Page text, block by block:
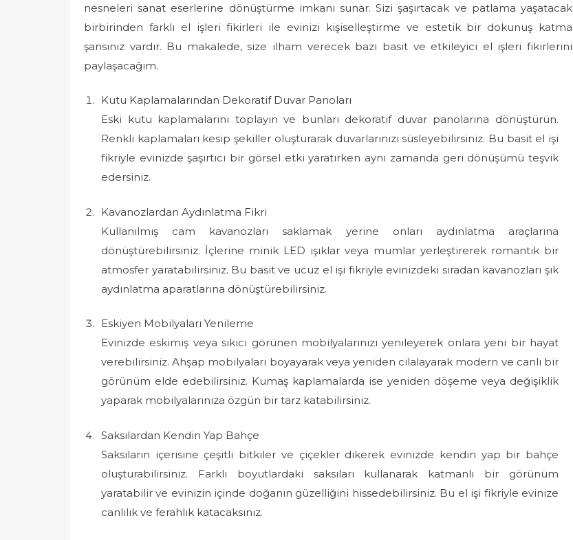
nesneleri sanat eserlerine dönüştürme imkanı sunar. Sizi şaşırtacak ve patlama yaşatacak
birbirinden farklı el işleri fikirleri ile evinizi kişiselleştirme ve estetik bir dokunuş katma
şansınız vardır. Bu makalede, size ilham verecek bazı basit ve etkileyici el işleri fikirlerini
paylaşacağım.
Kutu Kaplamalarından Dekoratif Duvar Panoları
Eski kutu kaplamalarını toplayın ve bunları dekoratif duvar panolarına dönüştürün.
Renkli kaplamaları kesip şekiller oluşturarak duvarlarınızı süsleyebilirsiniz. Bu basit el işi
fikriyle evinizde şaşırtıcı bir görsel etki yaratırken aynı zamanda geri dönüşümü teşvik
edersiniz.
Kavanozlardan Aydınlatma Fikri
Kullanılmış cam kavanozları saklamak yerine onları aydınlatma araçlarına
dönüştürebilirsiniz. İçlerine minik LED ışıklar veya mumlar yerleştirerek romantik bir
atmosfer yaratabilirsiniz. Bu basit ve ucuz el işi fikriyle evinizdeki sıradan kavanozları şık
aydınlatma aparatlarına dönüştürebilirsiniz.
Eskiyen Mobilyaları Yenileme
Evinizde eskimiş veya sıkıcı görünen mobilyalarınızı yenileyerek onlara yeni bir hayat
verebilirsiniz. Ahşap mobilyaları boyayarak veya yeniden cilalayarak modern ve canlı bir
görünüm elde edebilirsiniz. Kumaş kaplamalarda ise yeniden döşeme veya değişiklik
yaparak mobilyalarınıza özgün bir tarz katabilirsiniz.
Saksılardan Kendin Yap Bahçe
Saksıların içerisine çeşitli bitkiler ve çiçekler dikerek evinizde kendin yap bir bahçe
oluşturabilirsiniz. Farklı boyutlardaki saksıları kullanarak katmanlı bir görünüm
yaratabilir ve evinizin içinde doğanın güzelliğini hissedebilirsiniz. Bu el işi fikriyle evinize
canlılık ve ferahlık katacaksınız.